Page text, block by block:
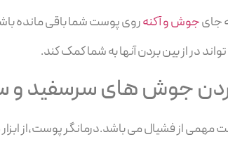
جایجوش و آکنهروی پوست شما باقی مانده
در از بین بردن آنها به شما کمک کند.
جوش های سرسفید و
مهمی از فشیال می باشد.درمانگر پوست،از